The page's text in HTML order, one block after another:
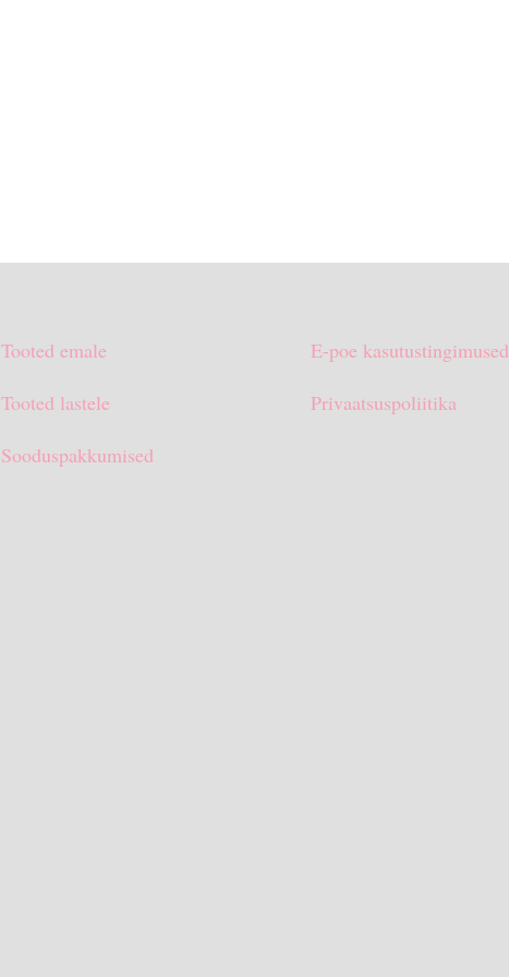
Tooted emale
Tooted lastele
Sooduspakkumised
E-poe kasutustingimused
Privaatsuspoliitika